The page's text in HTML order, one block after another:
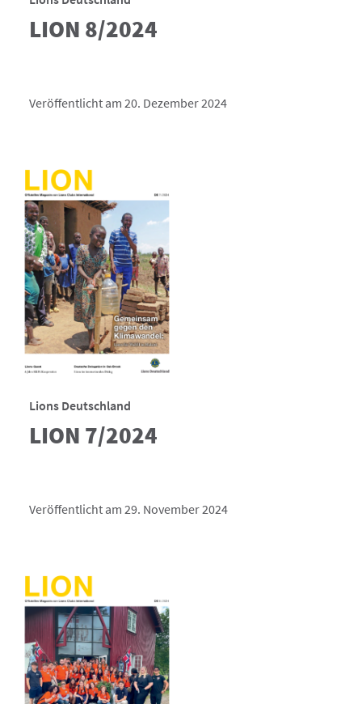
LION 8/2024
Veröffentlicht am 20. Dezember 2024
Lions Deutschland
LION 7/2024
Veröffentlicht am 29. November 2024